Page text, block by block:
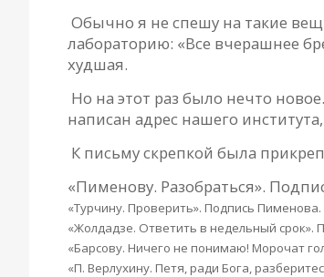
Обычно я не спешу на такие
лабораторию: «Все вчерашнее
худшая.
Но на этот раз было нечто
написан адрес нашего
К письму скрепкой была
«Пименову. Разобраться».
«Турчину. Проверить». Подпись Пименова.
«Жолдадзе. Ответить в недельный срок».
«Барсову. Ничего не понимаю! Морочат
«П. Верлухину. Петя, ради Бога,